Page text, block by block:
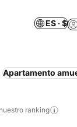
ES · $
Apartamento
ranking